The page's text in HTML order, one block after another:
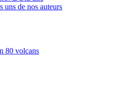
uns de nos auteurs
80 volcans